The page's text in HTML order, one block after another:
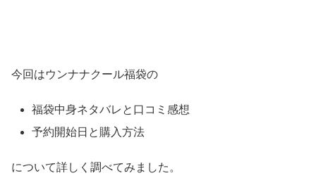
今回はウンナナクール福袋の
福袋中身ネタバレと口コミ感想
予約開始日と購入方法
について詳しく調べてみました。